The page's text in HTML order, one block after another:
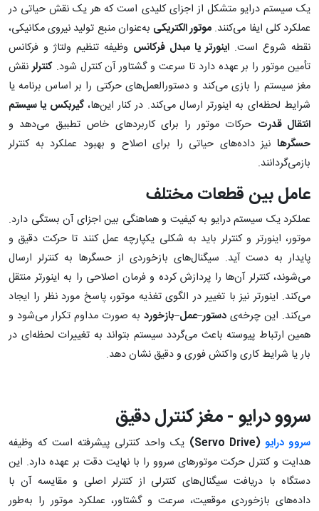
یک سیستم درایو متشکل از اجزای کلیدی است که هر یک نقش حیاتی در
عملکرد کلی ایفا می‌کنند. موتور الکتریکی به‌عنوان منبع تولید نیروی مکانیکی،
نقطه شروع است. اینورتر یا مبدل فرکانس وظیفه تنظیم ولتاژ و فرکانس
تأمین موتور را بر عهده دارد تا سرعت و گشتاور آن کنترل شود.کنترلرنقش
مغز سیستم را بازی می‌کند و دستورالعمل‌های حرکتی را بر اساس برنامه یا
شرایط لحظه‌ای به اینورتر ارسال می‌کند. در کنار این‌ها،گیربکس یا سیستم
انتقال قدرت حرکات موتور را برای کاربردهای خاص تطبیق می‌دهد و
حسگرها نیز داده‌های حیاتی را برای اصلاح و بهبود عملکرد به کنترلر
بازمی‌گردانند.
عامل بین قطعات مختلف
عملکرد یک سیستم درایو به کیفیت و هماهنگی بین اجزای آن بستگی دارد.
موتور، اینورتر و کنترلر باید به شکلی یکپارچه عمل کنند تا حرکت دقیق و
پایدار به دست آید. سیگنال‌های بازخوردی از حسگرها به کنترلر ارسال
می‌شوند، کنترلر آن‌ها را پردازش کرده و فرمان اصلاحی را به اینورتر منتقل
می‌کند. اینورتر نیز با تغییر در الگوی تغذیه موتور، پاسخ مورد نظر را ایجاد
می‌کند. این چرخه‌ی دستور–عمل–بازخورد به صورت مداوم تکرار می‌شود و
همین ارتباط پیوسته باعث می‌گردد سیستم بتواند به تغییرات لحظه‌ای در
بار یا شرایط کاری واکنش فوری و دقیق نشان دهد.
سروو درایو - مغز کنترل دقیق
سروو درایو (
Servo Drive
) یک واحد کنترلی پیشرفته است که وظیفه
هدایت و کنترل حرکت موتورهای سروو را با نهایت دقت بر عهده دارد. این
دستگاه با دریافت سیگنال‌های کنترلی از کنترلر اصلی و مقایسه آن با
داده‌های بازخوردی موقعیت، سرعت و گشتاور، عملکرد موتور را به‌طور